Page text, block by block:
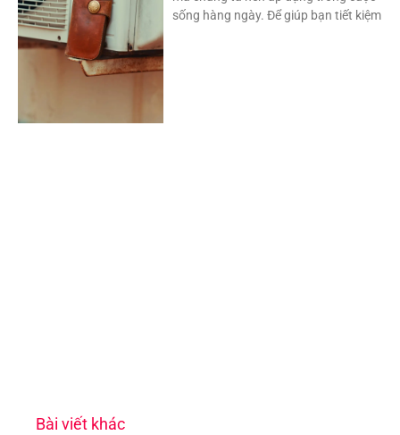
sống hàng ngày. Để giúp bạn tiết kiệm
Bài viết khác